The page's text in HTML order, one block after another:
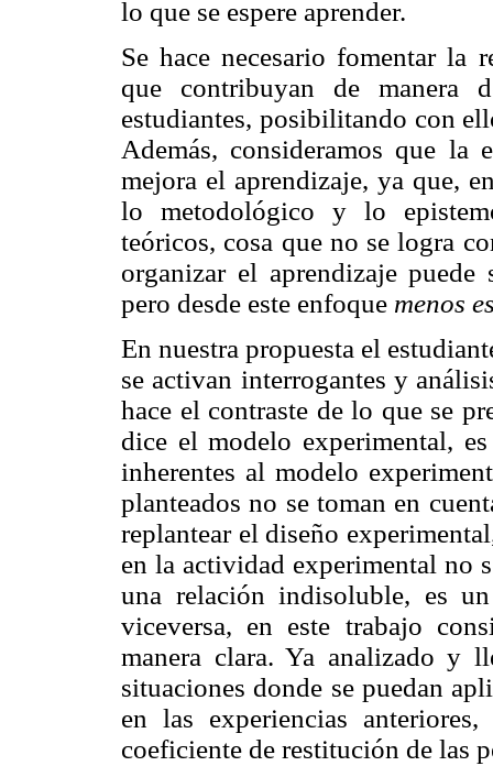
lo que se espere aprender.
Se hace necesario fomentar la
que contribuyan de manera
estudiantes, posibilitando con
Además, consideramos que la
mejora el aprendizaje, ya que,
lo metodológico y lo
teóricos, cosa que no se logra
organizar el aprendizaje
pero desde este enfoque menos
En nuestra propuesta el
se activan interrogantes y
hace el contraste de lo que se
dice el modelo experimental,
inherentes al modelo
planteados no se toman en
replantear el diseño
en la actividad experimental no
una relación indisoluble, es
viceversa, en este trabajo
manera clara. Ya analizado y
situaciones donde se puedan
en las experiencias
coeficiente de restitución de las